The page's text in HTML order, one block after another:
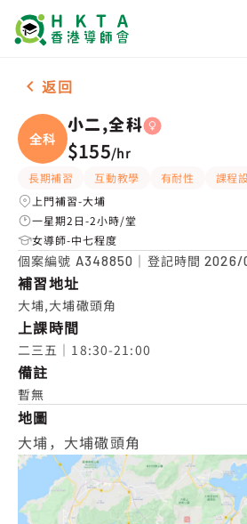
女-1名 小二,全科，大埔 補習推介
返回
全科
小二,全科
$155/hr
長期補習 互動教學 有耐性 課程
上門補習-大埔
一星期2日-2小時/堂
女導師-中七程度
個案編號 A348850 ｜登記時間2026/
補習地址
大埔,大埔䃟頭角
上課時間
二三五｜18:30-21:00
備註
暫無
地圖
大埔，大埔䃟頭角